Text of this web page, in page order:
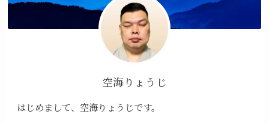
空海りょうじ
はじめまして、空海りょうじです。